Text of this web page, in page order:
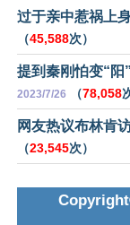
过于亲中惹祸上
（45,588次）
提到秦刚怕变“阳
2023/7/26 （78,058
网友热议布林肯
（23,545次）